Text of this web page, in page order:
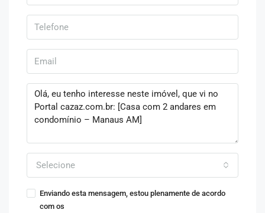
Selecione
Enviando esta mensagem, estou plenamente de acordo
com os